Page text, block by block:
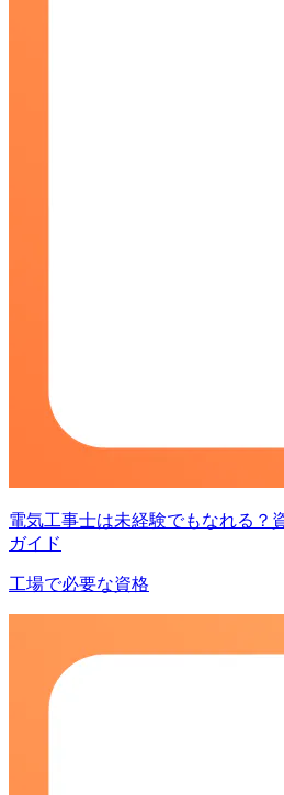
電気工事士は未経験でもなれる？
ガイド
工場で必要な資格